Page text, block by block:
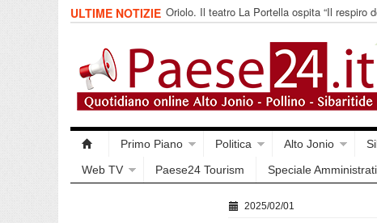
ULTIME NOTIZIE Oriolo. Il teatro La Portella ospita “Il respiro
collettivo 365
Primo Piano Politica Alto Jonio
Web TV
Paese24 Tourism Speciale
2025/02/01